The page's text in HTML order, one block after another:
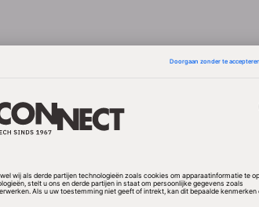
die ze inbedden in een
De kwaadaardige bestandjes
van Windows-pc’s. De bijlagen
namen. Zodra de gebruiker erop
om een programmaatje te
worden bestuurd. Pas daarna